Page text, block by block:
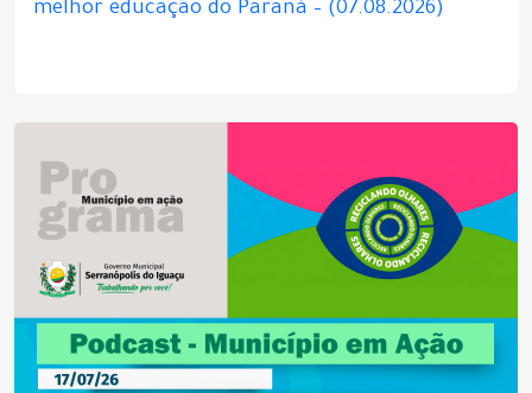
melhor educação do Paraná – (07.08.2026)